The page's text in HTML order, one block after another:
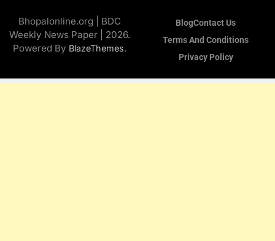
Bhopalonline.org | BDC
Weekly News Paper | 2026.
Powered By BlazeThemes.
BlogContact Us
Terms And Conditions
Privacy Policy